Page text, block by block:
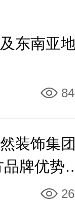
东南亚
装饰集
牌优势